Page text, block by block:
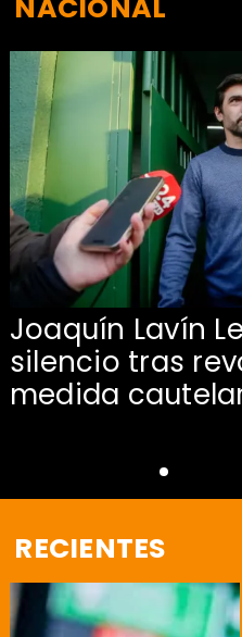
Joaquín Lavín
silencio tras
medida
RECIENTES